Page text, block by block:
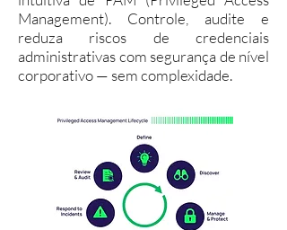
Management). Controle, audite e
reduza riscos de credenciais
administrativas com segurança de nível
corporativo — sem complexidade.